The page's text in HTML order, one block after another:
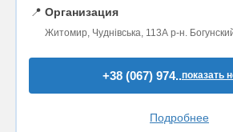
📍 Организация
Житомир, Чуднівська, 113А р-н.
+38 (067) 974..показать
Подробнее